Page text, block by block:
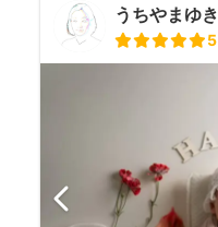
うちやまゆき
5